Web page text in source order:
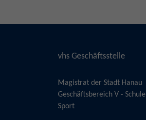
vhs Geschäftsstelle
Magistrat der Stadt Hanau
Geschäftsbereich V -
Sport